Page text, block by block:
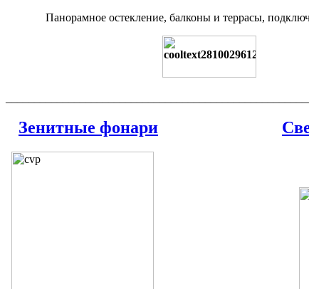
Панорамное остекление, балконы и террасы,
Зенитные фонари